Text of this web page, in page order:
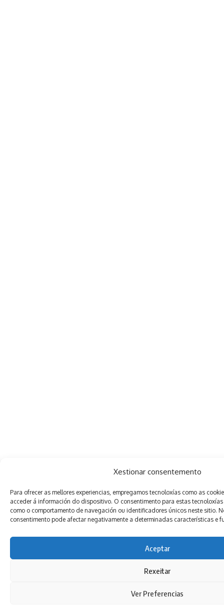
Xestionar consentemento
Para ofrecer as mellores experiencias, empregamos tecnoloxías como as
acceder á información do dispositivo. O consentimento para estas
como o comportamento de navegación ou identificadores únicos neste sitio.
consentimento pode afectar negativamente a determinadas características e
Aceptar
Rexeitar
Ver Preferencias